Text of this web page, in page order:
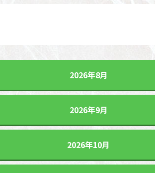
2026年8月
2026年9月
2026年10月